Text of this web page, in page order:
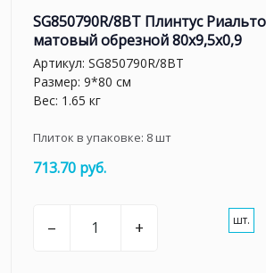
SG850790R/8BT Плинтус
матовый обрезной 80x9,5x0,9
Артикул: SG850790R/8BT
Размер: 9*80 см
Вес: 1.65 кг
Плиток в упаковке: 8шт
713.70 руб.
– + шт.